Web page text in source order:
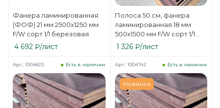
Фанера ламинированная
(ФОФ) 21 мм 2500х1250 мм
F/W сорт 1/1 березовая
4 692 ₽/лист
Полоса 50 см, фанера
ламинированная 18 мм
500х1500 мм F/W сорт 1/1
березовая
1 326₽/лист
Есть в наличии
Арт.: 1004823
Новинка
Есть в наличии
Арт.: 1004742